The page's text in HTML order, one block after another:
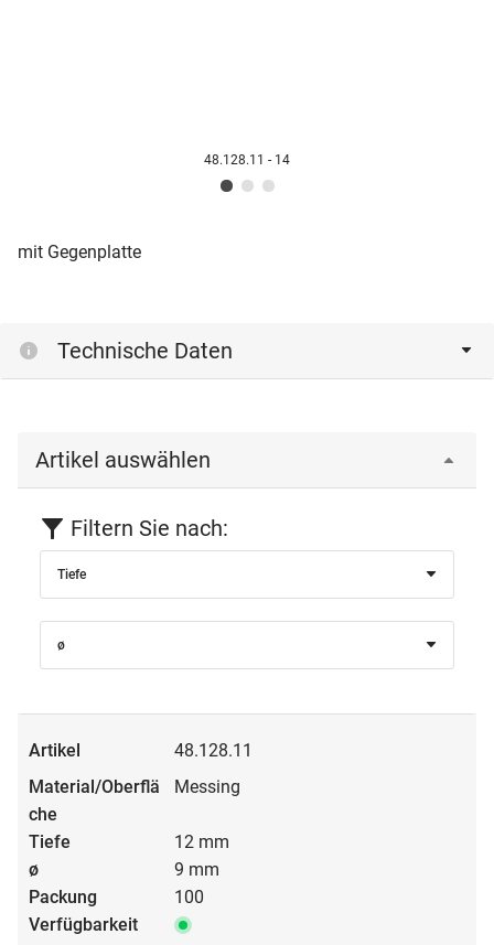
48.128.11 - 14
mit Gegenplatte
Technische Daten
Artikel auswählen
Filtern Sie nach:
Tiefe
ø
48.128.11
Messing
12 mm
9 mm
100